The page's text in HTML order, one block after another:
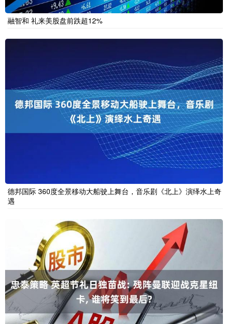
融智和 礼来美股盘前跌超12%
德邦国际 360度全景移动大船驶上舞台，音乐剧《北上》演绎水上奇
遇